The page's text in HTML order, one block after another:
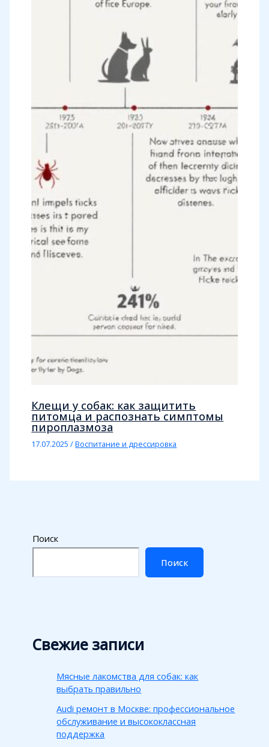
Клещи у собак: как защитить
питомца и распознать симптомы
пироплазмоза
17.07.2025/Воспитание и дрессировка
Поиск
Поиск
Свежие записи
Мясные лакомства для собак: как
выбрать правильно
Audi ремонт в Москве: профессиональное
обслуживание и высококлассная
поддержка